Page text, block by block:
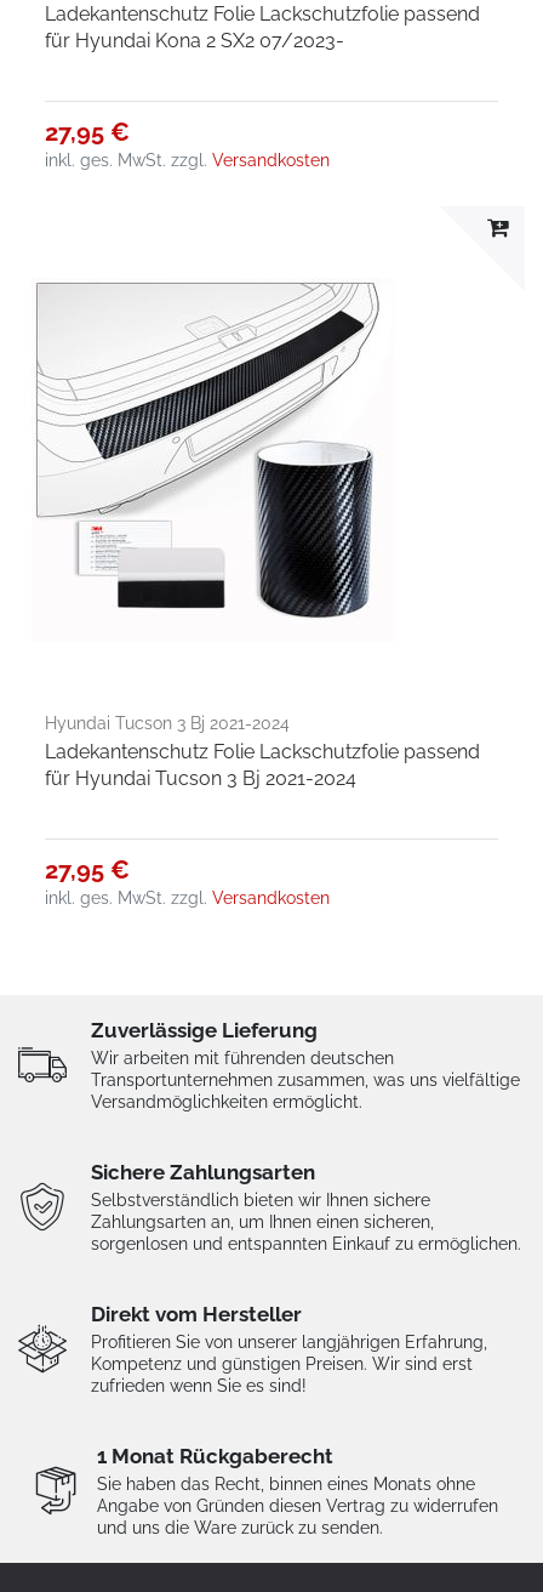
Ladekantenschutz Folie Lackschutzfolie passend
für Hyundai Kona 2 SX2 07/2023-
27,95 €
inkl. ges. MwSt. zzgl.Versandkosten
Hyundai Tucson 3 Bj 2021-2024
Ladekantenschutz Folie Lackschutzfolie passend
für Hyundai Tucson 3 Bj 2021-2024
27,95 €
inkl. ges. MwSt. zzgl.Versandkosten
Zuverlässige Lieferung
Wir arbeiten mit führenden deutschen
Transportunternehmen zusammen, was uns vielfältige
Versandmöglichkeiten ermöglicht.
Sichere Zahlungsarten
Selbstverständlich bieten wir Ihnen sichere
Zahlungsarten an, um Ihnen einen sicheren,
sorgenlosen und entspannten Einkauf zu ermöglichen.
Direkt vom Hersteller
Profitieren Sie von unserer langjährigen Erfahrung,
Kompetenz und günstigen Preisen. Wir sind erst
zufrieden wenn Sie es sind!
1 Monat Rückgaberecht
Sie haben das Recht, binnen eines Monats ohne
Angabe von Gründen diesen Vertrag zu widerrufen
und uns die Ware zurück zu senden.